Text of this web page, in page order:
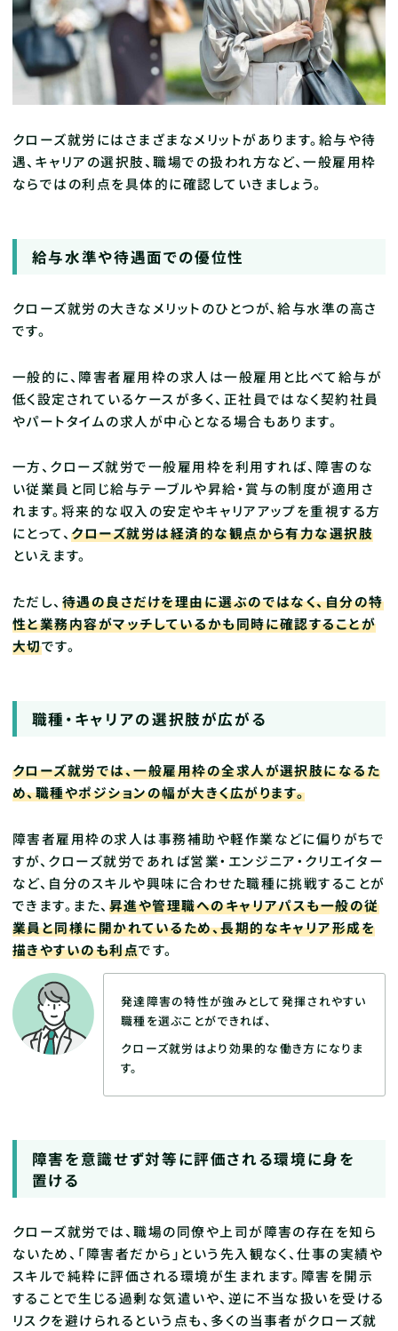
クローズ就労にはさまざまなメリットがあります。給与や待
遇、キャリアの選択肢、職場での扱われ方など、一般雇用枠
ならではの利点を具体的に確認していきましょう。
給与水準や待遇面での優位性
クローズ就労の大きなメリットのひとつが、給与水準の高さ
です。
一般的に、障害者雇用枠の求人は一般雇用と比べて給与が
低く設定されているケースが多く、正社員ではなく契約社員
やパートタイムの求人が中心となる場合もあります。
一方、クローズ就労で一般雇用枠を利用すれば、障害のな
い従業員と同じ給与テーブルや昇給・賞与の制度が適用さ
れます。将来的な収入の安定やキャリアアップを重視する方
にとって、クローズ就労は経済的な観点から有力な選択肢
といえます。
ただし、 待遇の良さだけを理由に選ぶのではなく、自分の特
性と業務内容がマッチしているかも同時に確認することが
大切です。
職種・キャリアの選択肢が広がる
クローズ就労では、一般雇用枠の全求人が選択肢になるた
め、職種やポジションの幅が大きく広がります。
障害者雇用枠の求人は事務補助や軽作業などに偏りがちで
すが、クローズ就労であれば営業・エンジニア・クリエイター
など、自分のスキルや興味に合わせた職種に挑戦することが
できます。また、 昇進や管理職へのキャリアパスも一般の従
業員と同様に開かれているため、長期的なキャリア形成を
描きやすいのも利点です。
発達障害の特性が強みとして発揮されやすい
職種を選ぶことができれば、
クローズ就労はより効果的な働き方になりま
す。
障害を意識せず対等に評価される環境に身を
置ける
クローズ就労では、職場の同僚や上司が障害の存在を知ら
ないため、「障害者だから」という先入観なく、仕事の実績や
スキルで純粋に評価される環境が生まれます。障害を開示
することで生じる過剰な気遣いや、逆に不当な扱いを受ける
リスクを避けられるという点も、多くの当事者がクローズ就